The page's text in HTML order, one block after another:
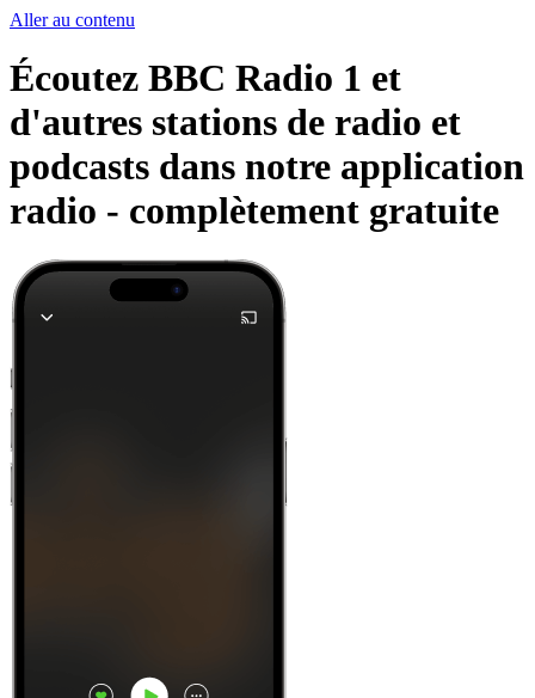
Aller au contenu
Écoutez BBC Radio 1 et
d'autres stations de radio et
podcasts dans notre application
radio - complètement gratuite